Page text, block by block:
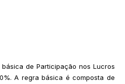
de Participação nos Lucros
A regra básica é composta de